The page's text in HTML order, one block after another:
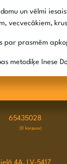
un vēlmi
vecvecākiem,
par prasmēm
metodiķe Inese
65435028
(D korpuss)